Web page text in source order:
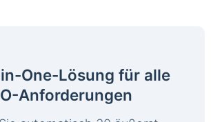
One-Lösung für alle
Anforderungen